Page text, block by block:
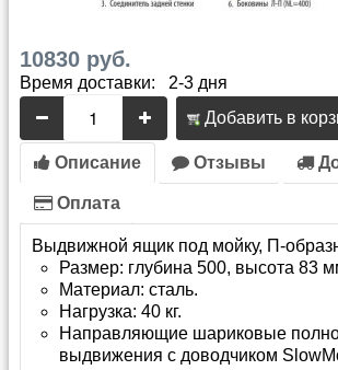
10830 руб.
Время доставки: 2-3 дня
Добавить в
Описание Отзывы
Оплата
Выдвижной ящик под мойку, П-
Размер: глубина 500, высота 83
Материал: сталь.
Нагрузка: 40 кг.
Направляющие шариковые
выдвижения с доводчиком